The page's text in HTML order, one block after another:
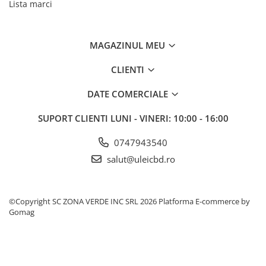
Lista marci
MAGAZINUL MEU
CLIENTI
DATE COMERCIALE
SUPORT CLIENTI LUNI - VINERI: 10:00 - 16:00
0747943540
salut@uleicbd.ro
©Copyright SC ZONA VERDE INC SRL 2026 Platforma E-commerce by
Gomag